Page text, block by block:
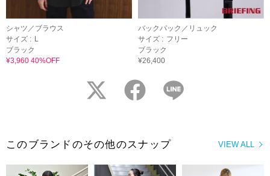
シャツ／ブラウス
サイズ : L
ブラック
¥3,960 40%OFF
バックパック／リュック
サイズ : フリー
ブラック
¥26,400
twitter facebook
VIEW ALL
このブランドのその他のスナップ